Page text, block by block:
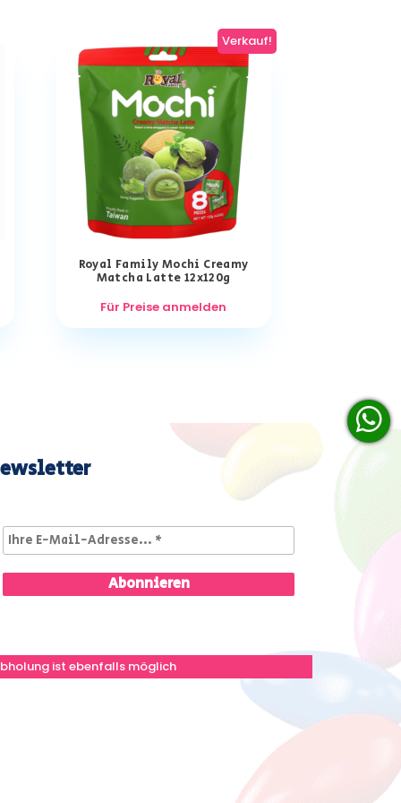
Verkauf!
Royal Family Mochi Creamy
Matcha Latte 12x120g
Für Preise anmelden
ist ebenfalls möglich